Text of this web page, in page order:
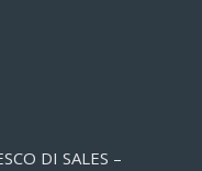
DI SALES –